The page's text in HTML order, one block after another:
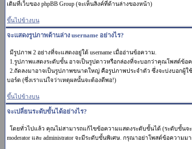
เติมที่เว็บของ phpBB Group (จะเห็นลิงค์ที่ด้านล่างของหน้า)
ขึ้นไปข้างบน
จะแสดงรูปภาพด้านล่าง username อย่างไร?
มีรูปภาพ 2 อย่างที่จะแสดงอยู่ใต้ username เมื่ออ่านข้อความ.
1.รูปภาพแสดงระดับขั้น อาจเป็นรูปดาวหรือกล่องที่จะบอกว่าคุณโพสต์ข้อ
2.ถัดลงมาอาจเป็นรูปภาพขนาดใหญ่ คือรูปภาพประจำตัว ซึ่งจะบ่งบอกผู้ใ
บอร์ด (ซึ่งเราแน่ใจว่าเหตุผลนั้นจะต้องดีพอ!)
ขึ้นไปข้างบน
จะเปลี่ยนระดับขั้นได้อย่างไร?
โดยทั่วไปแล้ว คุณไม่สามารถแก้ไขข้อความแสดงระดับขั้นได้ (ระดับขั้น
moderator และ administrator จะมีระดับขั้นพิเศษ. กรุณาอย่าโพสต์ข้อความ